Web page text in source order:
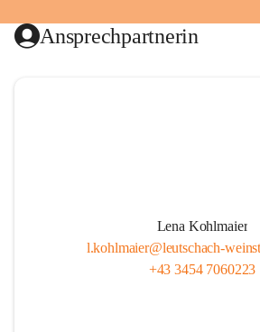
Ansprechpartnerin
Lena Kohlmaier
l.kohlmaier@leutschach-
+43 3454 7060223